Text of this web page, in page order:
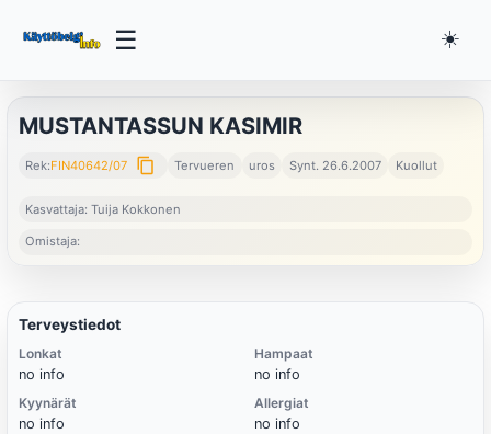
☰ ☀️
MUSTANTASSUN KASIMIR
Rek:FIN40642/07 content_copy Tervueren uros Synt. 26.6.2007 Kuollut
Kasvattaja: Tuija Kokkonen
Omistaja:
Terveystiedot
Lonkat
no info
Kyynärät
no info
Hampaat
no info
Allergiat
no info